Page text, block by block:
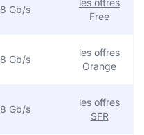
8 Gb/s
les offres
Free
8 Gb/s
les offres
Orange
8 Gb/s
les offres
SFR